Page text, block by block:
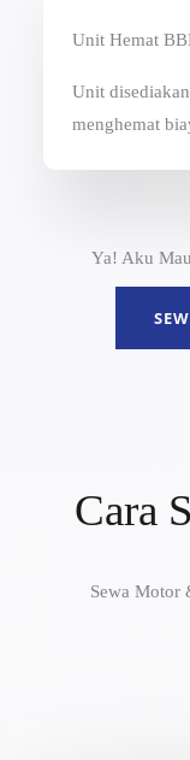
Unit Hemat
Unit
menghemat
Ya! Aku
Cara
Sewa Motor